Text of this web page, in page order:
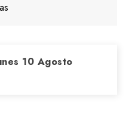
10 Agosto